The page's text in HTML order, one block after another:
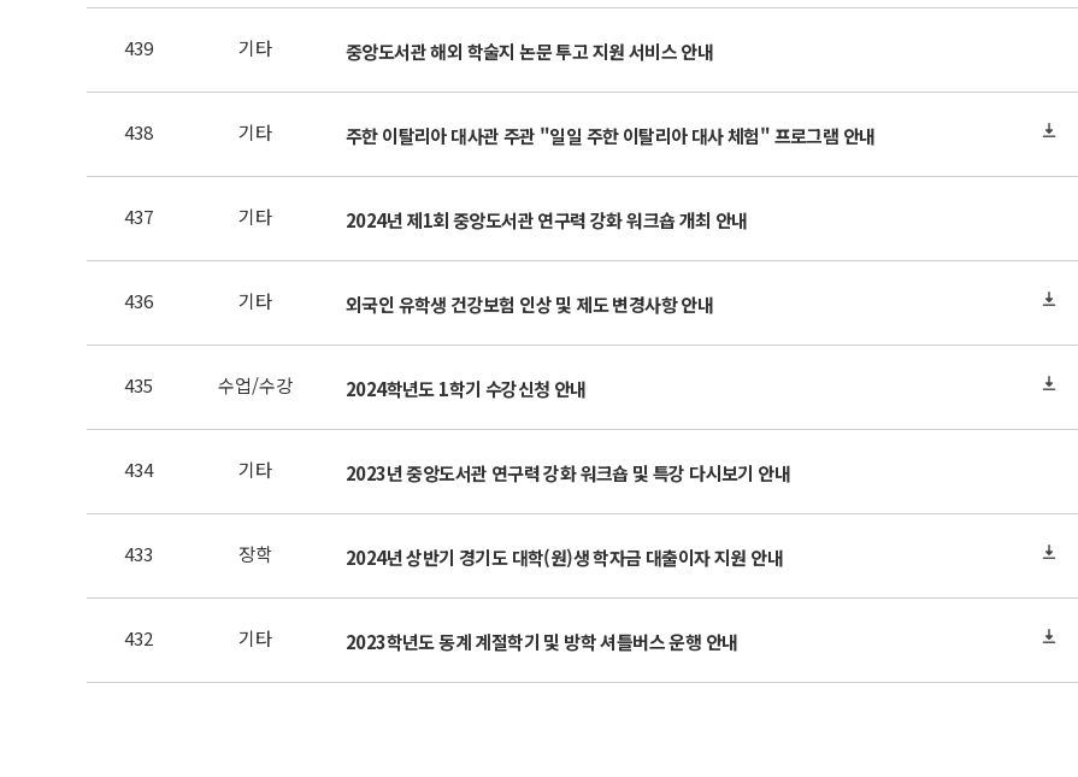
439 기타 중앙도서관 해외 학술지 논문 투고 지원 서비스 안내
438 기타 주한 이탈리아 대사관 주관 "일일 주한 이탈리아 대사 체험" 프로그램 안내
437 기타 2024년 제1회 중앙도서관 연구력 강화 워크숍 개최 안내
436 기타 외국인 유학생 건강보험 인상 및 제도 변경사항 안내
435 수업/수강 2024학년도 1학기 수강신청 안내
434 기타 2023년 중앙도서관 연구력 강화 워크숍 및 특강 다시보기 안내
433 장학 2024년 상반기 경기도 대학(원)생 학자금 대출이자 지원 안내
432 기타 2023학년도 동계 계절학기 및 방학 셔틀버스 운행 안내